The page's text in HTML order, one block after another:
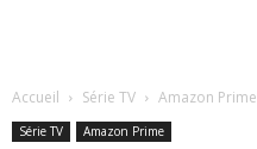
Accueil Série TV Amazon Prime
Série TV Amazon Prime